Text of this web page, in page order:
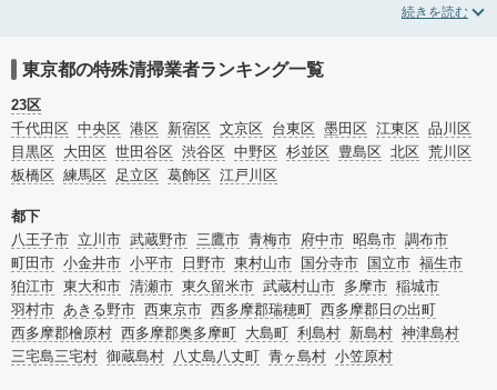
孤独死・孤立死に伴う不用品の処分・回収・引き取りから、事件・事故・自殺現
ムによる原状回復・オゾン脱臭機による腐敗臭などの臭いの脱臭・消臭サービス
など絞り込み条件を利用し検索してみましょう。
また故人のご遺族だけでなく不動産管理会社様やオーナー様(賃貸家主様)、行政
のご担当者様でも相談できます。
東京都の特殊清掃業者ランキング一覧
23区
千代田区 中央区 港区 新宿区 文京区 台東区 墨田区 江東区 品川区
目黒区
大田区 世田谷区 渋谷区 中野区 杉並区 豊島区 北区 荒川区
板橋区 練馬区 足立区 葛飾区 江戸川区
都下
八王子市 立川市 武蔵野市 三鷹市 青梅市 府中市 昭島市 調布市
町田市 小金井市 小平市 日野市 東村山市 国分寺市 国立市 福生市
狛江市 東大和市 清瀬市 東久留米市 武蔵村山市 多摩市 稲城市
羽村市 あきる野市 西東京市 西多摩郡瑞穂町 西多摩郡日の出町
西多摩郡檜原村 西多摩郡奥多摩町 大島町 利島村 新島村 神津島村
三宅島三宅村 御蔵島村 八丈島八丈町 青ヶ島村 小笠原村